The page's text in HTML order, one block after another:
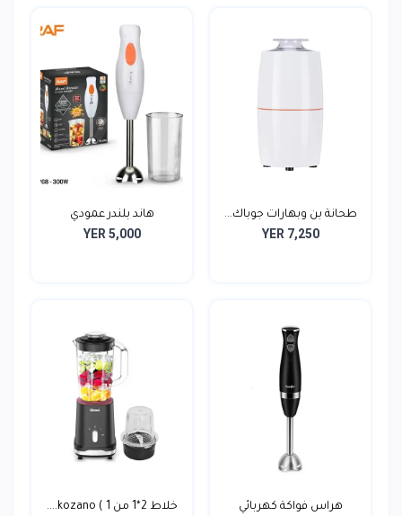
طحانة بن وبهارات جوباك...
YER 7,250
هاند بلندر عمودي
YER 5,000
هراس فواكة كهربائي
خلاط 2*1 من kozano ( 1....